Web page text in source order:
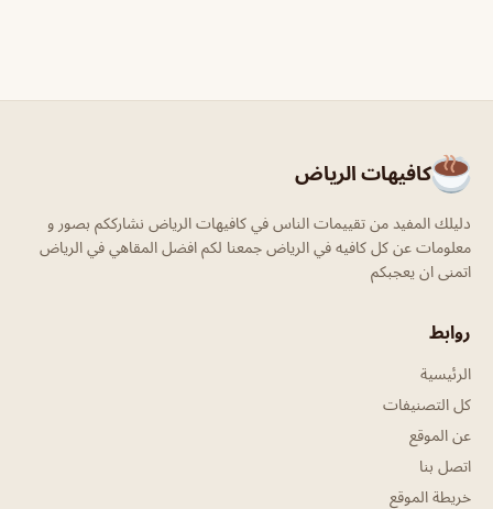
كافيهات الرياض
دليلك المفيد من تقييمات الناس في كافيهات الرياض نشارككم بصور و
معلومات عن كل كافيه في الرياض جمعنا لكم افضل المقاهي في الرياض
اتمنى ان يعجبكم
روابط
الرئيسية
كل التصنيفات
عن الموقع
اتصل بنا
خريطة الموقع